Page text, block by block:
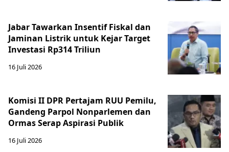
Jabar Tawarkan Insentif Fiskal dan
Jaminan Listrik untuk Kejar Target
Investasi Rp314 Triliun
16 Juli 2026
Komisi II DPR Pertajam RUU Pemilu,
Gandeng Parpol Nonparlemen dan
Ormas Serap Aspirasi Publik
16 Juli 2026